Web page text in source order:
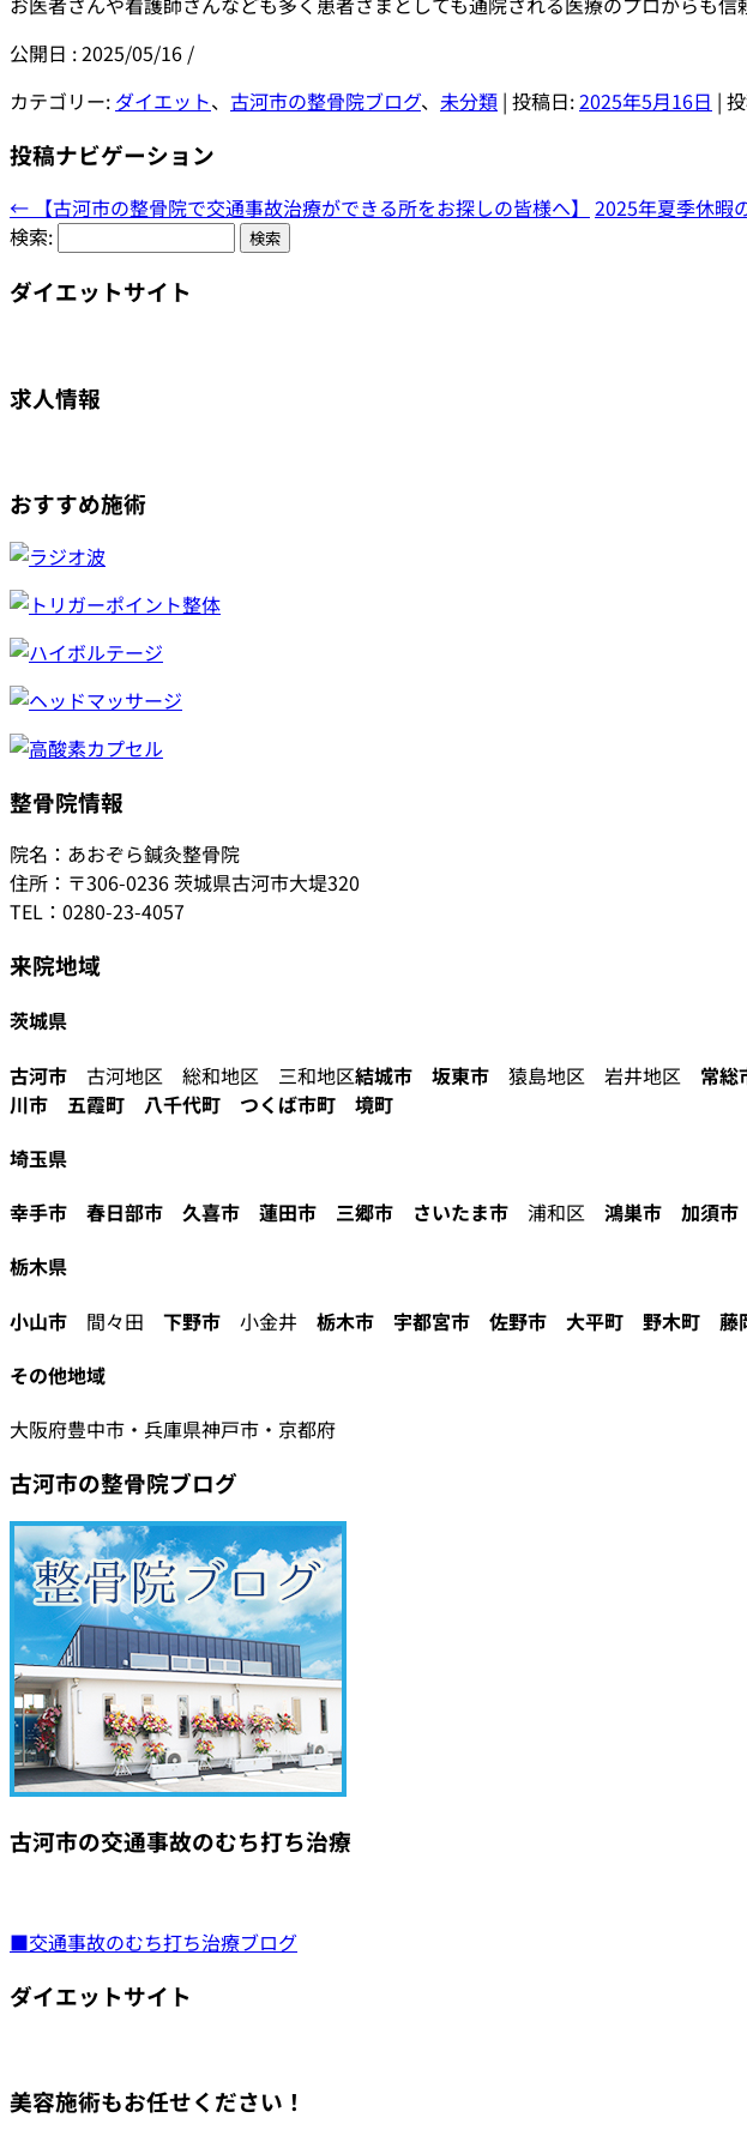
公開日 :2025/05/16 /
カテゴリー: ダイエット、 古河市の整骨院ブログ、 未分類 | 投稿日:2025年5月16日 |
投稿ナビゲーション
← 【古河市の整骨院で交通事故治療ができる所をお探しの皆様へ】 2025年夏季休暇
検索:
ダイエットサイト
求人情報
おすすめ施術
整骨院情報
院名：あおぞら鍼灸整骨院
住所：〒306-0236 茨城県古河市大堤320
TEL：0280-23-4057
来院地域
茨城県
古河市 古河地区 総和地区 三和地区結城市 坂東市 猿島地区 岩井地区 常総
川市
五霞町 八千代町 つくば市町
境町
埼玉県
幸手市
春日部市 久喜市 蓮田市 三郷市 さいたま市 浦和区 鴻巣市 加須市
栃木県
小山市 間々田 下野市 小金井 栃木市 宇都宮市 佐野市 大平町 野木町
藤
その他地域
大阪府豊中市・兵庫県神戸市・京都府
古河市の整骨院ブログ
古河市の交通事故のむち打ち治療
■交通事故のむち打ち治療ブログ
ダイエットサイト
美容施術もお任せください！